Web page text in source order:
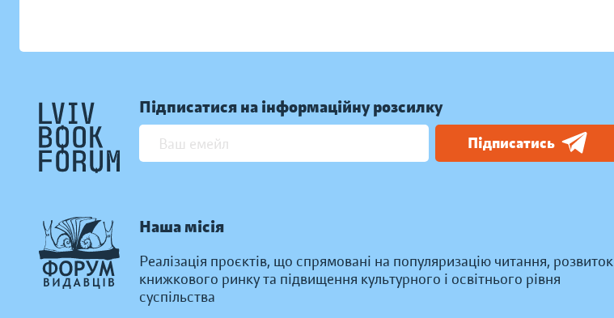
Підписатися на інформаційну розсилку
Підписатись
Наша місія
Реалізація проєктів, що спрямовані на популяризацію читання, розвиток
книжкового ринку та підвищення культурного і освітнього рівня
суспільства